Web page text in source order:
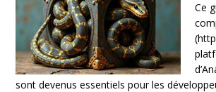
Ce
sont devenus essentiels pour les